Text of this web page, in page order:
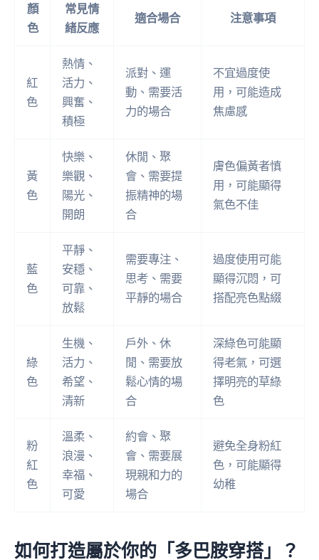
顏
色
常見情
緒反應
適合場合 注意事項
紅
色
熱情、
活力、
興奮、
積極
派對、運
動、需要活
力的場合
不宜過度使
用，可能造成
焦慮感
黃
色
快樂、
樂觀、
陽光、
開朗
休閒、聚
會、需要提
振精神的場
合
膚色偏黃者慎
用，可能顯得
氣色不佳
藍
色
平靜、
安穩、
可靠、
放鬆
需要專注、
思考、需要
平靜的場合
過度使用可能
顯得沉悶，可
搭配亮色點綴
綠
色
生機、
活力、
希望、
清新
戶外、休
閒、需要放
鬆心情的場
合
深綠色可能顯
得老氣，可選
擇明亮的草綠
色
粉
紅
色
溫柔、
浪漫、
幸福、
可愛
約會、聚
會、需要展
現親和力的
場合
避免全身粉紅
色，可能顯得
幼稚
如何打造屬於你的「多巴胺穿搭」？